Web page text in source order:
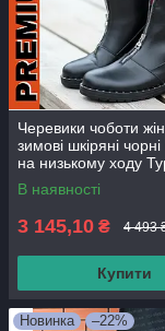
Черевики чоботи
зимові шкіряні чорні
на низькому ходу
В наявності
3 145,10 ₴ 4 493
Купити
Новинка –22%